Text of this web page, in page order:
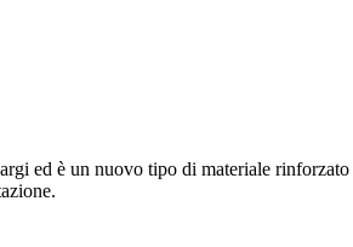
ed è un nuovo tipo di materiale